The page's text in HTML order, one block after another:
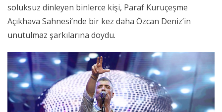
soluksuz dinleyen binlerce kişi, Paraf Kuruçeşme
Açıkhava Sahnesi’nde bir kez daha Özcan Deniz’in
unutulmaz şarkılarına doydu.